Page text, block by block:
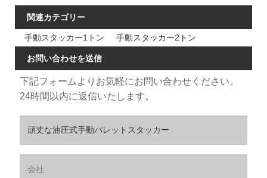
関連カテゴリー
手動スタッカー1トン 手動スタッカー2トン
お問い合わせを送信
下記フォームよりお気軽にお問い合わせください。
24時間以内に返信いたします。